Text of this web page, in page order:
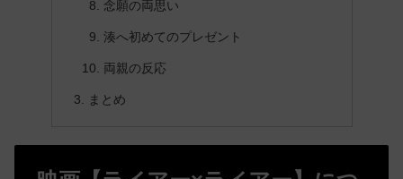
念願の両思い
湊へ初めてのプレゼント
両親の反応
まとめ